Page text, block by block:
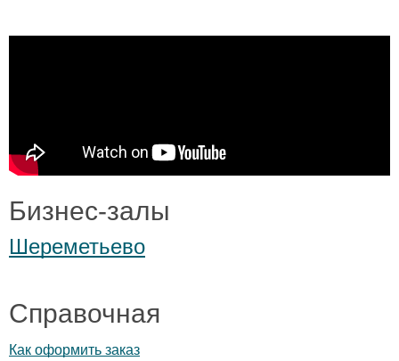
Бизнес-залы
Шереметьево
Справочная
Как оформить заказ